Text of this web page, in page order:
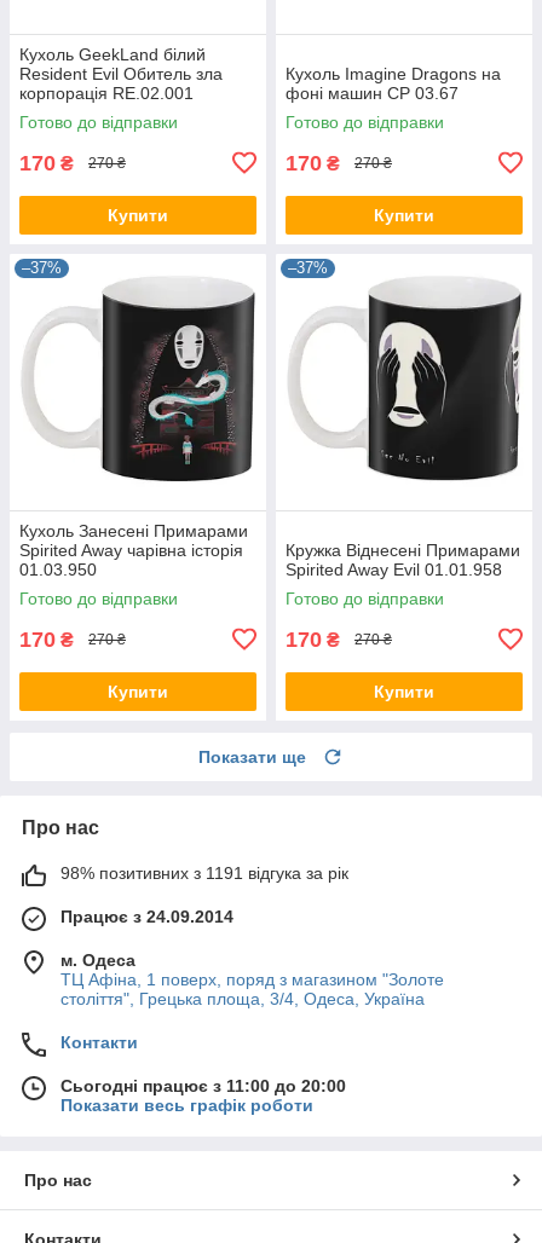
Кухоль GeekLand білий
Resident Evil Обитель зла
корпорація RE.02.001
Готово до відправки
170 ₴ 270 ₴
Купити
Кухоль Imagine Dragons на
фоні машин CP 03.67
Готово до відправки
170 ₴ 270 ₴
Купити
–37%
Кухоль Занесені Примарами
Spirited Away чарівна історія
01.03.950
Готово до відправки
170 ₴ 270 ₴
Купити
–37%
Кружка Віднесені Примарами
Spirited Away Evil 01.01.958
Готово до відправки
170 ₴ 270 ₴
Купити
Показати ще
Про нас
98% позитивних з 1191 відгука за рік
Працює з 24.09.2014
м. Одеса
ТЦ Афіна, 1 поверх, поряд з магазином "Золоте
століття", Грецька площа, 3/4, Одеса, Україна
Контакти
Сьогодні працює з 11:00 до 20:00
Показати весь графік роботи
Про нас
Контакти